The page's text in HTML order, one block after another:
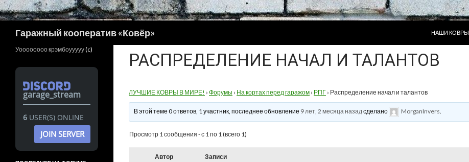
Гаражный кооператив «Ковёр»
НАШИ КОВРЫ
РАСПРЕДЕЛЕНИЕ НАЧАЛ И ТАЛАНТОВ
ЛУЧШИЕ КОВРЫ В МИРЕ! › Форумы › На кортах перед гаражом › РПГ › Распределение начал и талантов
В этой теме 0 ответов, 1 участник, последнее обновление 9 лет, 2 месяца назадсделано MorganInvers.
Просмотр 1 сообщения - с 1 по 1 (всего 1)
Автор Записи
Уоооооооо крэмбоууууу(c)
garage_stream
6 USER(S) ONLINE
JOIN SERVER